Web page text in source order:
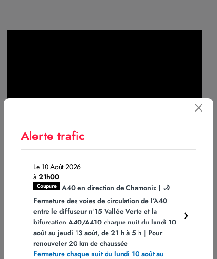
La maintenance et le contrôle du
risque rocheux sur la RN205
Alerte trafic
Le 10 Août 2026
à 21h00
Coupure
A40 en direction de Chamonix | 🌙
Fermeture des voies de circulation de l’A40
entre le diffuseur n°15 Vallée Verte et la
bifurcation A40/A410 chaque nuit du lundi 10
août au jeudi 13 août, de 21 h à 5 h | Pour
renouveler 20 km de chaussée
Fermeture chaque nuit du lundi 10 août au